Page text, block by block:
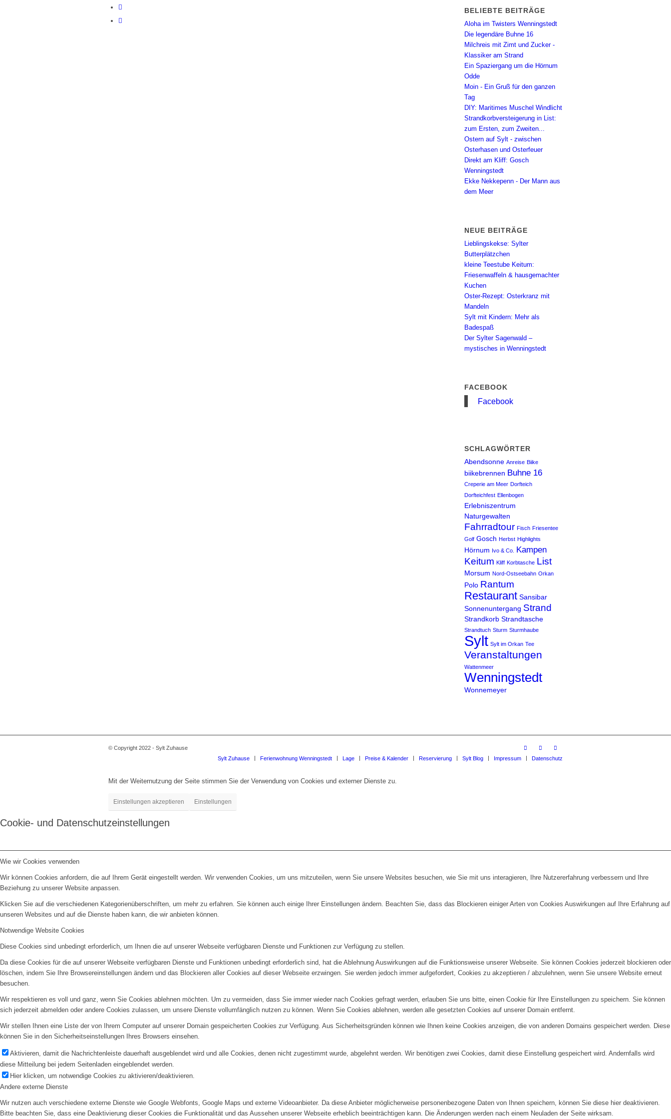
BELIEBTE BEITRÄGE
Aloha im Twisters Wenningstedt
Die legendäre Buhne 16
Milchreis mit Zimt und Zucker -
Klassiker am Strand
Ein Spaziergang um die Hörnum
Odde
Moin - Ein Gruß für den ganzen
Tag
DIY: Maritimes Muschel Windlicht
Strandkorbversteigerung in List:
zum Ersten, zum Zweiten...
Ostern auf Sylt - zwischen
Osterhasen und Osterfeuer
Direkt am Kliff: Gosch
Wenningstedt
Ekke Nekkepenn - Der Mann aus
dem Meer
NEUE BEITRÄGE
Lieblingskekse: Sylter
Butterplätzchen
kleine Teestube Keitum:
Friesenwaffeln & hausgemachter
Kuchen
Oster-Rezept: Osterkranz mit
Mandeln
Sylt mit Kindern: Mehr als
Badespaß
Der Sylter Sagenwald –
mystisches in Wenningstedt
FACEBOOK
Facebook
SCHLAGWÖRTER
Abendsonne Anreise Biike
biikebrennen Buhne 16
Creperie am Meer Dorfteich
Dorfteichfest Ellenbogen
Erlebniszentrum
Naturgewalten
Fahrradtour Fisch Friesentee
Golf Gosch Herbst Highlights
Hörnum Ivo & Co. Kampen
Keitum Kliff Korbtasche List
Morsum Nord-Ostseebahn Orkan
Polo Rantum
Restaurant Sansibar
Sonnenuntergang Strand
Strandkorb Strandtasche
Strandtuch Sturm Sturmhaube
Sylt Sylt im Orkan Tee
Veranstaltungen
Wattenmeer
Wenningstedt
Wonnemeyer
© Copyright 2022 - Sylt Zuhause
Sylt Zuhause
Ferienwohnung Wenningstedt Lage Preise & Kalender Reservierung Sylt Blog Impressum Datenschutz
Mit der Weiternutzung der Seite stimmen Sie der Verwendung von Cookies und externer Dienste zu.
Einstellungen akzeptieren Einstellungen
Cookie- und Datenschutzeinstellungen
Wie wir Cookies verwenden
Wir können Cookies anfordern, die auf Ihrem Gerät eingestellt werden. Wir verwenden Cookies, um uns mitzuteilen, wenn Sie unsere Websites besuchen, wie Sie mit uns interagieren, Ihre Nutzererfahrung verbessern und Ihre
Beziehung zu unserer Website anpassen.
Klicken Sie auf die verschiedenen Kategorienüberschriften, um mehr zu erfahren. Sie können auch einige Ihrer Einstellungen ändern. Beachten Sie, dass das Blockieren einiger Arten von Cookies Auswirkungen auf Ihre Erfahrung auf
unseren Websites und auf die Dienste haben kann, die wir anbieten können.
Notwendige Website Cookies
Diese Cookies sind unbedingt erforderlich, um Ihnen die auf unserer Webseite verfügbaren Dienste und Funktionen zur Verfügung zu stellen.
Da diese Cookies für die auf unserer Webseite verfügbaren Dienste und Funktionen unbedingt erforderlich sind, hat die Ablehnung Auswirkungen auf die Funktionsweise unserer Webseite. Sie können Cookies jederzeit blockieren oder
löschen, indem Sie Ihre Browsereinstellungen ändern und das Blockieren aller Cookies auf dieser Webseite erzwingen. Sie werden jedoch immer aufgefordert, Cookies zu akzeptieren / abzulehnen, wenn Sie unsere Website erneut
besuchen.
Wir respektieren es voll und ganz, wenn Sie Cookies ablehnen möchten. Um zu vermeiden, dass Sie immer wieder nach Cookies gefragt werden, erlauben Sie uns bitte, einen Cookie für Ihre Einstellungen zu speichern. Sie können
sich jederzeit abmelden oder andere Cookies zulassen, um unsere Dienste vollumfänglich nutzen zu können. Wenn Sie Cookies ablehnen, werden alle gesetzten Cookies auf unserer Domain entfernt.
Wir stellen Ihnen eine Liste der von Ihrem Computer auf unserer Domain gespeicherten Cookies zur Verfügung. Aus Sicherheitsgründen können wie Ihnen keine Cookies anzeigen, die von anderen Domains gespeichert werden. Diese
können Sie in den Sicherheitseinstellungen Ihres Browsers einsehen.
Aktivieren, damit die Nachrichtenleiste dauerhaft ausgeblendet wird und alle Cookies, denen nicht zugestimmt wurde, abgelehnt werden. Wir benötigen zwei Cookies, damit diese Einstellung gespeichert wird. Andernfalls wird
diese Mitteilung bei jedem Seitenladen eingeblendet werden.
Hier klicken, um notwendige Cookies zu aktivieren/deaktivieren.
Andere externe Dienste
Wir nutzen auch verschiedene externe Dienste wie Google Webfonts, Google Maps und externe Videoanbieter. Da diese Anbieter möglicherweise personenbezogene Daten von Ihnen speichern, können Sie diese hier deaktivieren.
Bitte beachten Sie, dass eine Deaktivierung dieser Cookies die Funktionalität und das Aussehen unserer Webseite erheblich beeinträchtigen kann. Die Änderungen werden nach einem Neuladen der Seite wirksam.